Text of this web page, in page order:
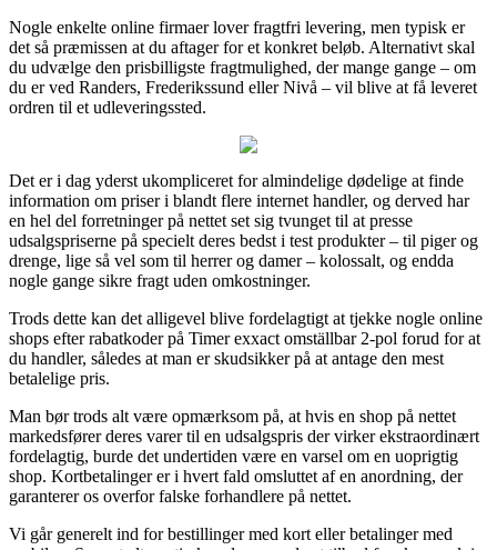
Nogle enkelte online firmaer lover fragtfri levering, men typisk er
det så præmissen at du aftager for et konkret beløb. Alternativt skal
du udvælge den prisbilligste fragtmulighed, der mange gange – om
du er ved Randers, Frederikssund eller Nivå – vil blive at få leveret
ordren til et udleveringssted.
Det er i dag yderst ukompliceret for almindelige dødelige at finde
information om priser i blandt flere internet handler, og derved har
en hel del forretninger på nettet set sig tvunget til at presse
udsalgspriserne på specielt deres bedst i test produkter – til piger og
drenge, lige så vel som til herrer og damer – kolossalt, og endda
nogle gange sikre fragt uden omkostninger.
Trods dette kan det alligevel blive fordelagtigt at tjekke nogle online
shops efter rabatkoder på Timer exxact omställbar 2-pol forud for at
du handler, således at man er skudsikker på at antage den mest
betalelige pris.
Man bør trods alt være opmærksom på, at hvis en shop på nettet
markedsfører deres varer til en udsalgspris der virker ekstraordinært
fordelagtig, burde det undertiden være en varsel om en uoprigtig
shop. Kortbetalinger er i hvert fald omsluttet af en anordning, der
garanterer os overfor falske forhandlere på nettet.
Vi går generelt ind for bestillinger med kort eller betalinger med